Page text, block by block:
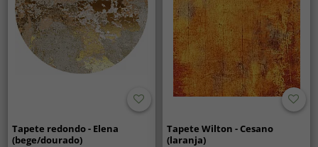
Tapete redondo - Elena
(bege/dourado)
Tapete Wilton - Cesano
(laranja)